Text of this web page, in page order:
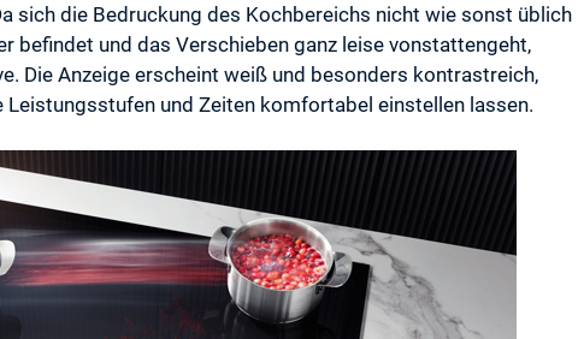
sich die Bedruckung des Kochbereichs nicht wie sonst üblich
befindet und das Verschieben ganz leise vonstattengeht,
Die Anzeige erscheint weiß und besonders kontrastreich,
und Zeiten komfortabel einstellen lassen.